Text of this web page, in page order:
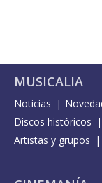
MUSICALIA
Noticias
Discos históricos
Artistas y grupos